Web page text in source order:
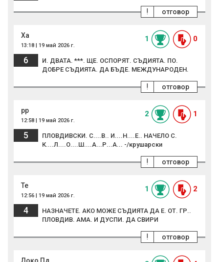
отговор
!
Ха
13:18 | 19 май 2026 г.
1 0
6
И. ДВАТА. ***. ЩЕ. ОСПОРЯТ. СЪДИЯТА. ПО.
ДОБРЕ СЪДИЯТА. ДА БЪДЕ. МЕЖДУНАРОДЕН.
отговор
!
рр
12:58 | 19 май 2026 г.
2 1
5
ПЛОВДИВСКИ. С....В.. И....Н....Е.. НАЧЕЛО С.
К....Л....О....Ш....А...Р...А... -/крушарски
отговор
!
Те
12:56 | 19 май 2026 г.
1 2
4
НАЗНАЧЕТЕ. АКО МОЖЕ СЪДИЯТА ДА Е. ОТ. ГР..
ПЛОВДИВ. АМА. И ДУСПИ. ДА СВИРИ
отговор
!